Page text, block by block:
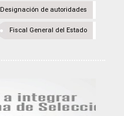
Designación de autoridades
Fiscal General del Estado